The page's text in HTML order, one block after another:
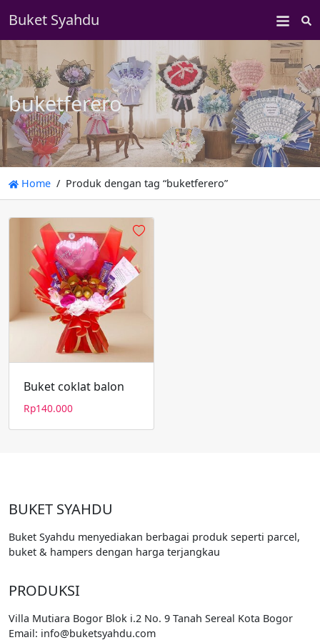
Buket Syahdu
buketferero
Home Produk dengan tag “buketferero”
Buket coklat balon
Rp140.000
BUKET SYAHDU
Buket Syahdu menyediakan berbagai produk seperti parcel,
buket & hampers dengan harga terjangkau
PRODUKSI
Villa Mutiara Bogor Blok i.2 No. 9 Tanah Sereal Kota Bogor
Email: info@buketsyahdu.com